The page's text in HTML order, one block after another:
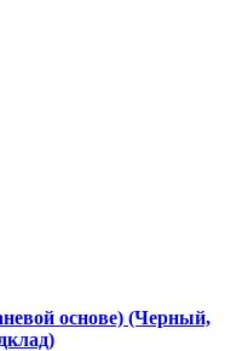
основе) (Черный,